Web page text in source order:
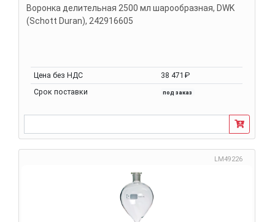
Воронка делительная 2500 мл шарообразная, DWK
(Schott Duran), 242916605
Цена без НДС
38 471₽
Срок поставки
под заказ
LM49226